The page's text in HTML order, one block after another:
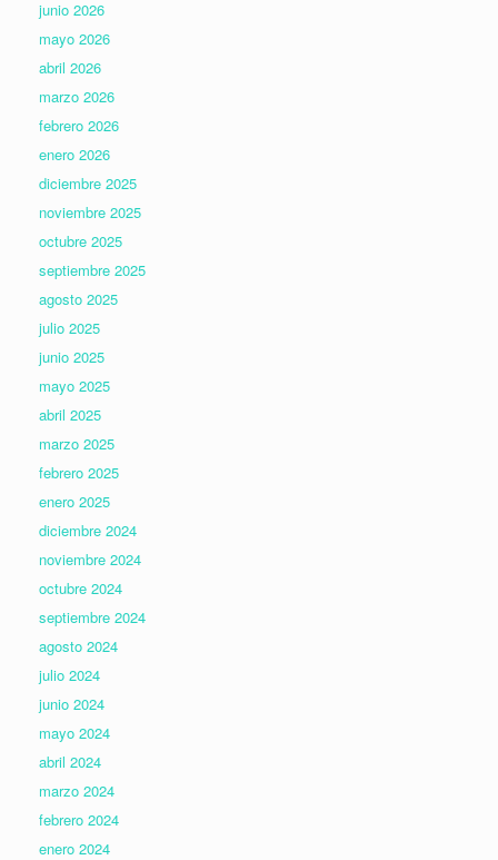
junio 2026
mayo 2026
abril 2026
marzo 2026
febrero 2026
enero 2026
diciembre 2025
noviembre 2025
octubre 2025
septiembre 2025
agosto 2025
julio 2025
junio 2025
mayo 2025
abril 2025
marzo 2025
febrero 2025
enero 2025
diciembre 2024
noviembre 2024
octubre 2024
septiembre 2024
agosto 2024
julio 2024
junio 2024
mayo 2024
abril 2024
marzo 2024
febrero 2024
enero 2024